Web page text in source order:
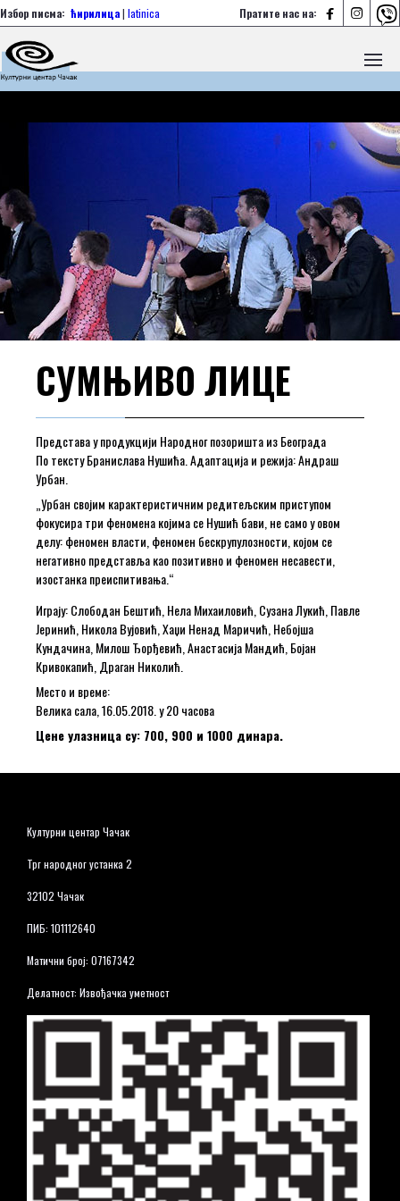
Пратите нас на:   
Избор писма: ћирилица| latinica
СУМЊИВО ЛИЦЕ
Представа у продукцији Народног позоришта из Београда
По тексту Бранислава Нушића. Адаптација и режија: Андраш
Урбан.
„Урбан својим карактеристичним редитељским приступом
фокусира три феномена којима се Нушић бави, не само у овом
делу: феномен власти, феномен бескрупулозности, којом се
негативно представља као позитивно и феномен несавести,
изостанка преиспитивања.“
Играју: Слободан Бештић, Нела Михаиловић, Сузана Лукић, Павле
Јеринић, Никола Вујовић, Хаџи Ненад Маричић, Небојша
Кундачина, Милош Ђорђевић, Анастасија Мандић, Бојан
Кривокапић, Драган Николић.
Место и време:
Велика сала, 16.05.2018. у 20 часова
Цене улазница су: 700, 900 и 1000 динара.
Културни центар Чачак
Трг народног устанка 2
32102 Чачак
ПИБ: 101112640
Матични број: 07167342
Делатност: Извођачка уметност